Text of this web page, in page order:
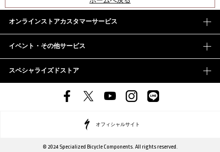
オンラインストアカスタマーサービス
イベント・その他サービス
スペシャライズドストア
オフィシャルサイト
© 2024 Specialized Bicycle Components. All rights reserved.